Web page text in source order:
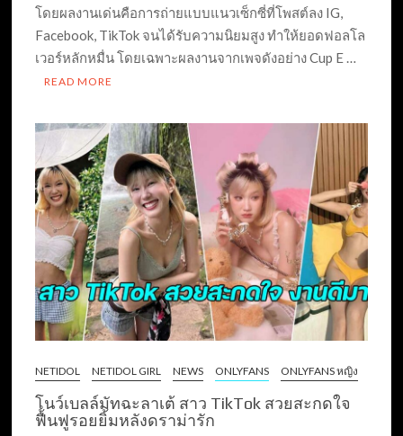
โดยผลงานเด่นคือการถ่ายแบบแนวเซ็กซี่ที่โพสต์ลง IG,
Facebook, TikTok จนได้รับความนิยมสูง ทำให้ยอดฟอลโล
เวอร์หลักหมื่น โดยเฉพาะผลงานจากเพจดังอย่าง Cup E …
READ MORE
NETIDOL NETIDOL GIRL NEWS ONLYFANS ONLYFANS หญิง
โนว์เบลล์มัทฉะลาเต้ สาว TikTok สวยสะกดใจ
ฟื้นฟูรอยยิ้มหลังดราม่ารัก